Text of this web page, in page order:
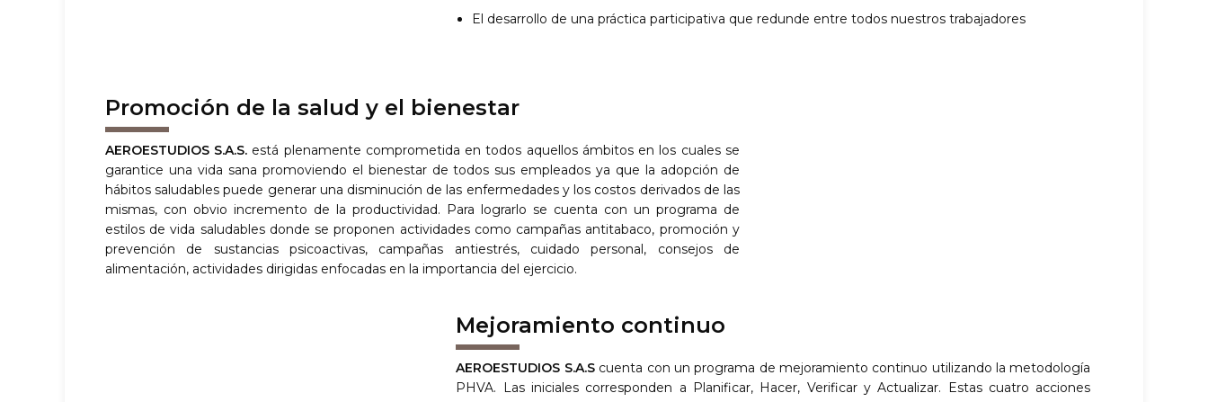
El desarrollo de una práctica participativa que redunde entre todos nuestros trabajadores
Promoción de la salud y el bienestar
AEROESTUDIOS S.A.S. está plenamente comprometida en todos aquellos ámbitos en los cuales se
garantice una vida sana promoviendo el bienestar de todos sus empleados ya que la adopción de
hábitos saludables puede generar una disminución de las enfermedades y los costos derivados de las
mismas, con obvio incremento de la productividad. Para lograrlo se cuenta con un programa de
estilos de vida saludables donde se proponen actividades como campañas antitabaco, promoción y
prevención de sustancias psicoactivas, campañas antiestrés, cuidado personal, consejos de
alimentación, actividades dirigidas enfocadas en la importancia del ejercicio.
Mejoramiento continuo
AEROESTUDIOS S.A.Scuenta con un programa de mejoramiento continuo utilizando la metodología
PHVA. Las iniciales corresponden a Planificar, Hacer, Verificar y Actualizar. Estas cuatro acciones